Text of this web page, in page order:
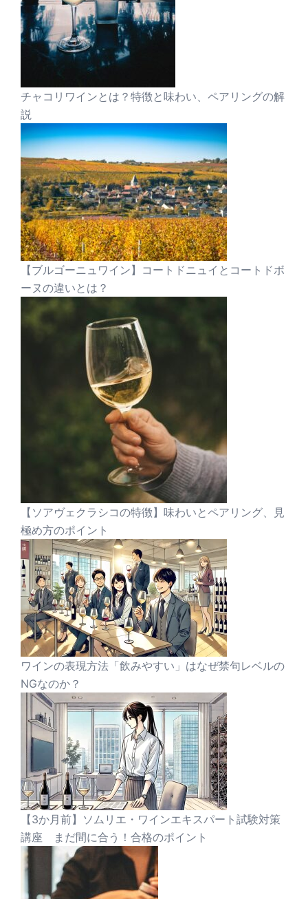
チャコリワインとは？特徴と味わい、ペアリングの解
説
【ブルゴーニュワイン】コートドニュイとコートドボ
ーヌの違いとは？
【ソアヴェクラシコの特徴】味わいとペアリング、見
極め方のポイント
ワインの表現方法「飲みやすい」はなぜ禁句レベルの
NGなのか？
【3か月前】ソムリエ・ワインエキスパート試験対策
講座 まだ間に合う！合格のポイント